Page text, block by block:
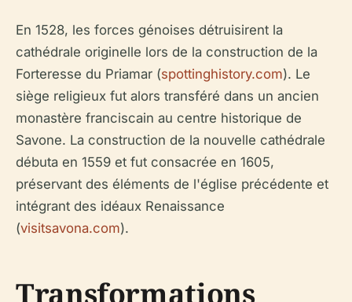
En 1528, les forces génoises détruisirent la
cathédrale originelle lors de la construction de la
Forteresse du Priamar (spottinghistory.com). Le
siège religieux fut alors transféré dans un ancien
monastère franciscain au centre historique de
Savone. La construction de la nouvelle cathédrale
débuta en 1559 et fut consacrée en 1605,
préservant des éléments de l'église précédente et
intégrant des idéaux Renaissance
(visitsavona.com).
Transformations